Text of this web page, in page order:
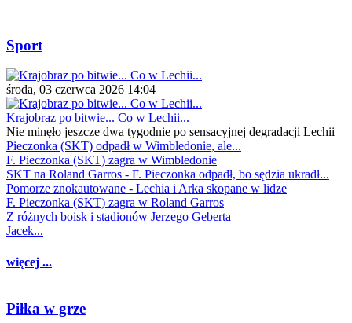
Sport
środa, 03 czerwca 2026 14:04
Krajobraz po bitwie... Co w Lechii...
Nie minęło jeszcze dwa tygodnie po sensacyjnej degradacji Lechii
Pieczonka (SKT) odpadł w Wimbledonie, ale...
F. Pieczonka (SKT) zagra w Wimbledonie
SKT na Roland Garros - F. Pieczonka odpadł, bo sędzia ukradł...
Pomorze znokautowane - Lechia i Arka skopane w lidze
F. Pieczonka (SKT) zagra w Roland Garros
Z różnych boisk i stadionów Jerzego Geberta
Jacek...
więcej ...
Piłka w grze